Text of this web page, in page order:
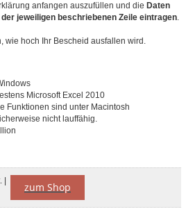
anfangen auszufüllen und die Daten
jeweiligen beschriebenen Zeile eintragen.
wie hoch Ihr Bescheid ausfallen wird.
Microsoft Excel 2010
Funktionen sind unter Macintosh
nicht lauffähig.
| zum Shop